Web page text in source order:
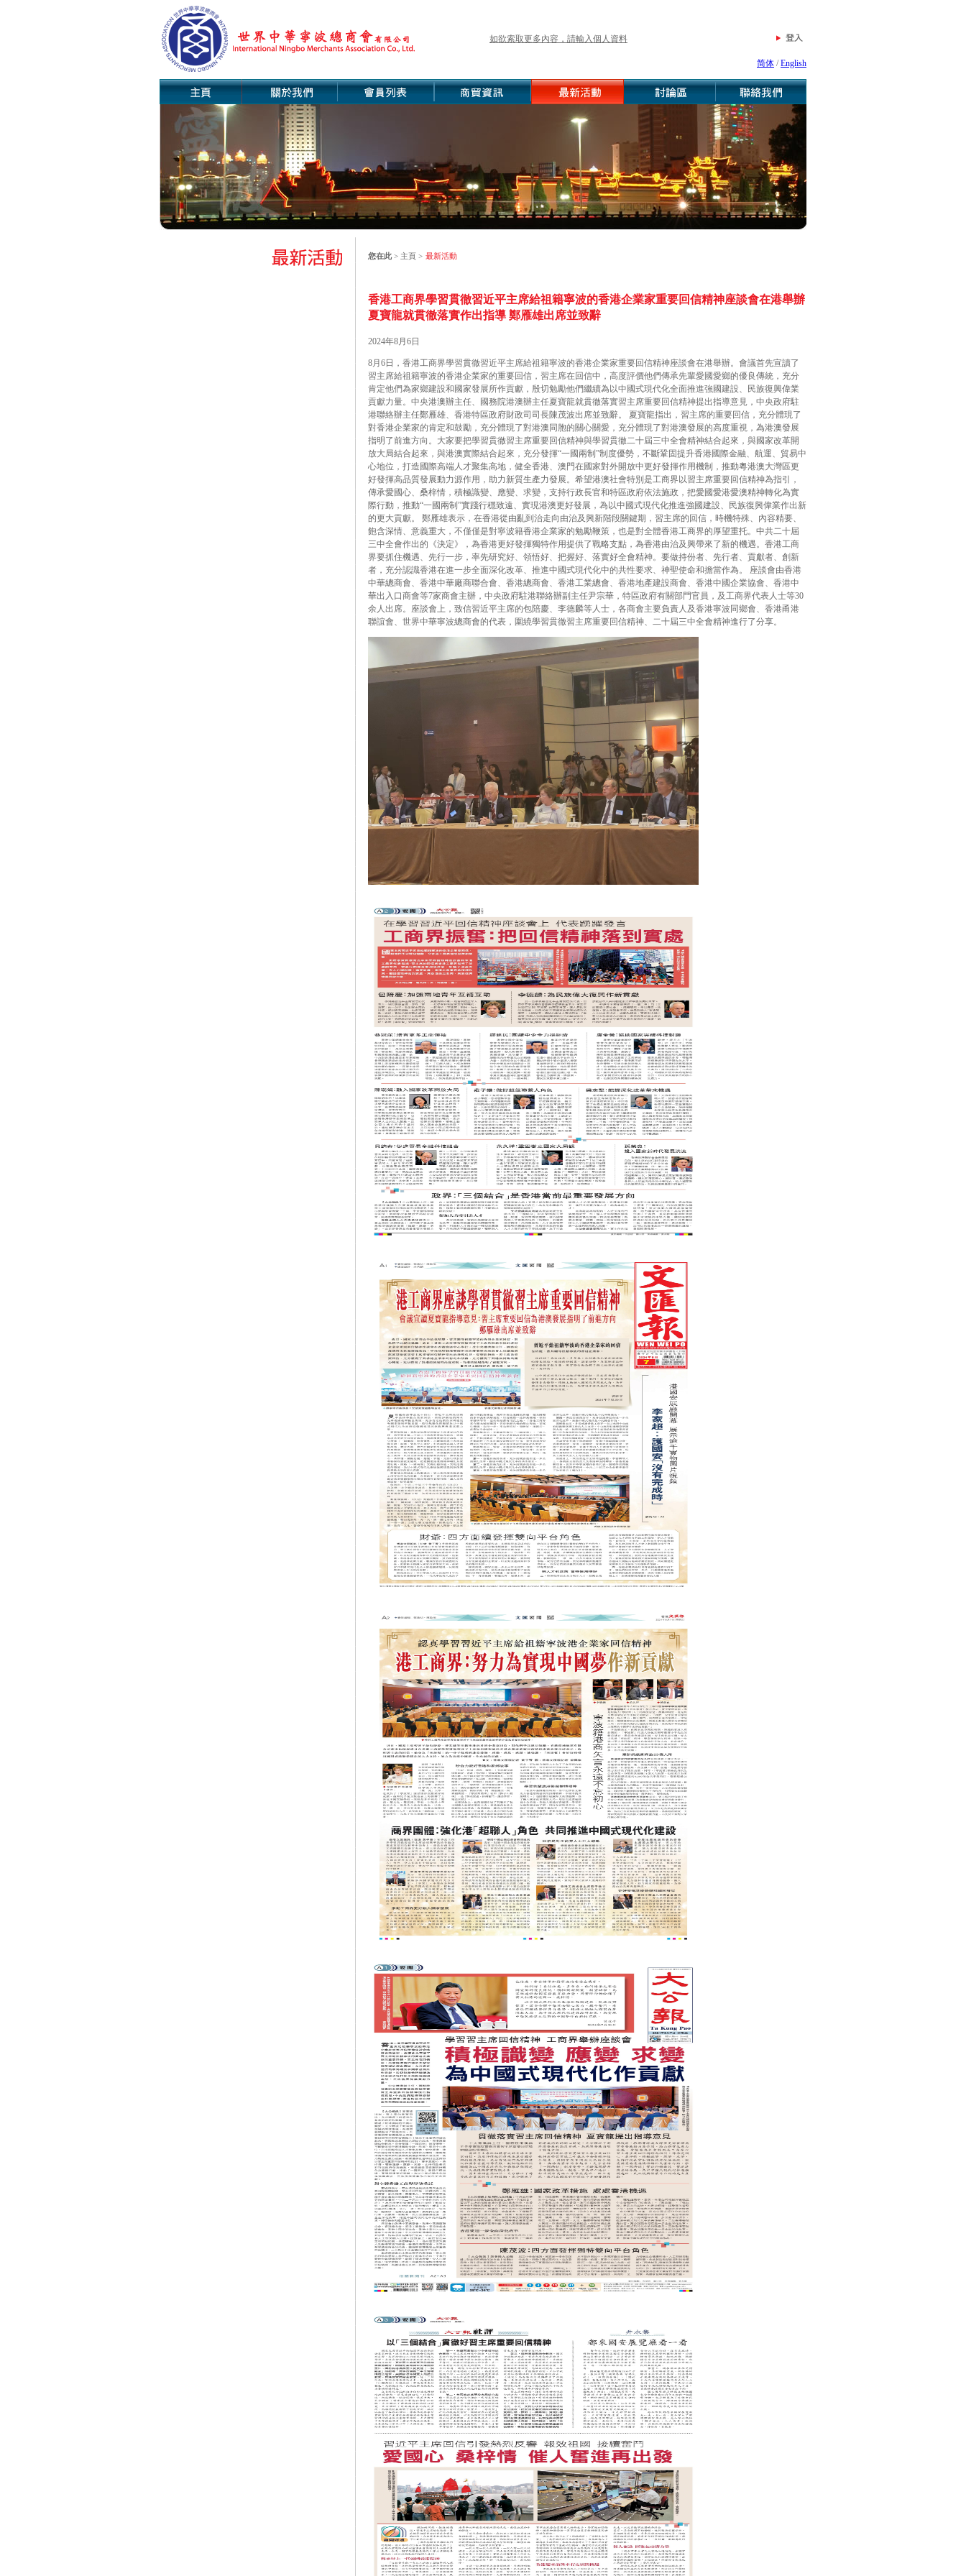
如欲索取更多內容，請輸入個人資料
简体 /English
您在此> 主頁 > 最新活動
香港工商界學習貫徹習近平主席給祖籍寧波的香港企業家重要回信精神座談會在港舉辦
夏寶龍就貫徹落實作出指導 鄭雁雄出席並致辭
2024年8月6日
8月6日，香港工商界學習貫徹習近平主席給祖籍寧波的香港企業家重要回信精神座談會在港舉辦。會議首先宣讀了
習主席給祖籍寧波的香港企業家的重要回信，習主席在回信中，高度評價他們傳承先輩愛國愛鄉的優良傳統，充分
肯定他們為家鄉建設和國家發展所作貢獻，殷切勉勵他們繼續為以中國式現代化全面推進強國建設、民族復興偉業
貢獻力量。中央港澳辦主任、國務院港澳辦主任夏寶龍就貫徹落實習主席重要回信精神提出指導意見，中央政府駐
港聯絡辦主任鄭雁雄、香港特區政府財政司司長陳茂波出席並致辭。 夏寶龍指出，習主席的重要回信，充分體現了
對香港企業家的肯定和鼓勵，充分體現了對港澳同胞的關心關愛，充分體現了對港澳發展的高度重視，為港澳發展
指明了前進方向。大家要把學習貫徹習主席重要回信精神與學習貫徹二十屆三中全會精神結合起來，與國家改革開
放大局結合起來，與港澳實際結合起來，充分發揮“一國兩制”制度優勢，不斷鞏固提升香港國際金融、航運、貿易中
心地位，打造國際高端人才聚集高地，健全香港、澳門在國家對外開放中更好發揮作用機制，推動粵港澳大灣區更
好發揮高品質發展動力源作用，助力新質生產力發展。希望港澳社會特別是工商界以習主席重要回信精神為指引，
傳承愛國心、桑梓情，積極識變、應變、求變，支持行政長官和特區政府依法施政，把愛國愛港愛澳精神轉化為實
際行動，推動“一國兩制”實踐行穩致遠、實現港澳更好發展，為以中國式現代化推進強國建設、民族復興偉業作出新
的更大貢獻。 鄭雁雄表示，在香港從由亂到治走向由治及興新階段關鍵期，習主席的回信，時機特殊、內容精要、
飽含深情、意義重大，不僅僅是對寧波籍香港企業家的勉勵鞭策，也是對全體香港工商界的厚望重托。中共二十屆
三中全會作出的《決定》，為香港更好發揮獨特作用提供了戰略支點，為香港由治及興帶來了新的機遇。香港工商
界要抓住機遇、先行一步，率先研究好、領悟好、把握好、落實好全會精神。要做持份者、先行者、貢獻者、創新
者，充分認識香港在進一步全面深化改革、推進中國式現代化中的共性要求、神聖使命和擔當作為。 座談會由香港
中華總商會、香港中華廠商聯合會、香港總商會、香港工業總會、香港地產建設商會、香港中國企業協會、香港中
華出入口商會等7家商會主辦，中央政府駐港聯絡辦副主任尹宗華，特區政府有關部門官員，及工商界代表人士等30
余人出席。座談會上，致信習近平主席的包陪慶、李德麟等人士，各商會主要負責人及香港寧波同鄉會、香港甬港
聯誼會、世界中華寧波總商會的代表，圍繞學習貫徹習主席重要回信精神、二十屆三中全會精神進行了分享。